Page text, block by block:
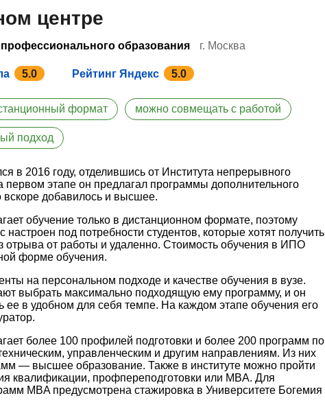
центре
образования г. Москва
5.0 Рейтинг Яндекс 5.0
формат можно совмещать с работой
подход
в 2016 году, отделившись от Института непрерывного
первом этапе он предлагал программы дополнительного
вскоре добавилось и высшее.
обучение только в дистанционном формате, поэтому
настроен под потребности студентов, которые хотят получить
отрыва от работы и удаленно. Стоимость обучения в ИПО
форме обучения.
на персональном подходе и качестве обучения в вузе.
выбрать максимально подходящую ему программу, и он
ее в удобном для себя темпе. На каждом этапе обучения его
более 100 профилей подготовки и более 200 программ по
управленческим и другим направлениям. Из них
— высшее образование. Также в институте можно пройти
квалификации, профпереподготовки или MBA. Для
MBA предусмотрена стажировка в Университете Богемия